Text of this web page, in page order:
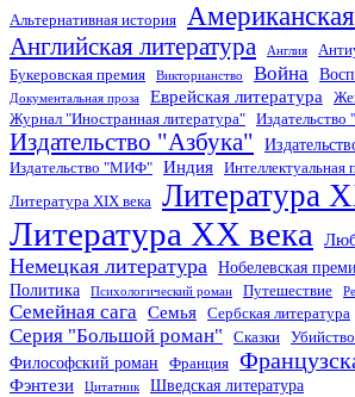
Альтернативная история
Английская литература Англия
Букеровская премия
Викторианство Война
Документальная проза Еврейская литература
Журнал "Иностранная литература"
Издательство
Издательство "Азбука"
Издательство "МИФ" Индия Интеллектуальная
Литература XIX века Литература
Литература XX века
Немецкая литература Нобелевская
Политика
Психологический роман Путешествие
Семейная сага Семья Сербская литература
Серия "Большой роман" Сказки Убийство
Философский роман
Франция
Фэнтези Цитатник Шведская литература